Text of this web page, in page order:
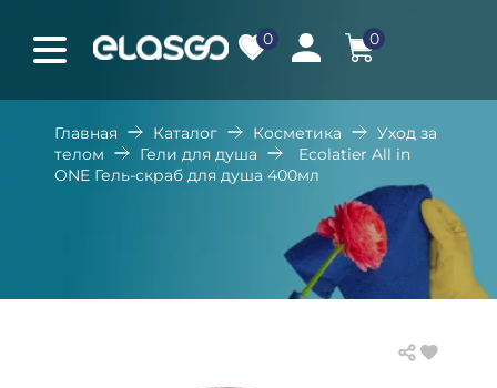
0 0
Главная Каталог Косметика
Уход за
телом
Гели для душа
Ecolatier All in
ONE Гель-скраб для душа 400мл